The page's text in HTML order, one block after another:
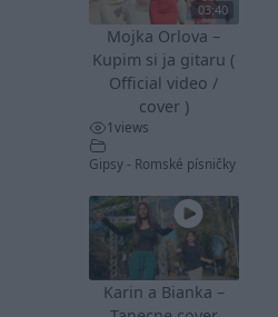
03:40
Mojka Orlova –
Kupim si ja gitaru (
Official video /
cover )
1views
Gipsy - Romské písničky
Karin a Bianka –